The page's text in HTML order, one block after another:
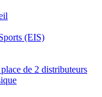
(EIS)
de 2 distributeurs